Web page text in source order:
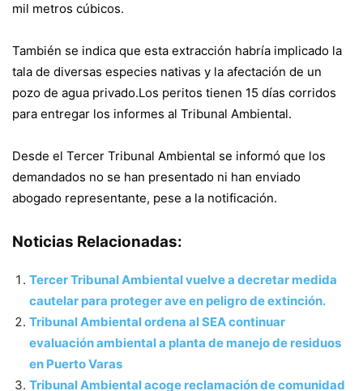
mil metros cúbicos.
También se indica que esta extracción habría implicado la
tala de diversas especies nativas y la afectación de un
pozo de agua privado.Los peritos tienen 15 días corridos
para entregar los informes al Tribunal Ambiental.
Desde el Tercer Tribunal Ambiental se informó que los
demandados no se han presentado ni han enviado
abogado representante, pese a la notificación.
Noticias Relacionadas:
Tercer Tribunal Ambiental vuelve a decretar medida
cautelar para proteger ave en peligro de extinción.
Tribunal Ambiental ordena al SEA continuar
evaluación ambiental a planta de manejo de residuos
en Puerto Varas
Tribunal Ambiental acoge reclamación de comunidad